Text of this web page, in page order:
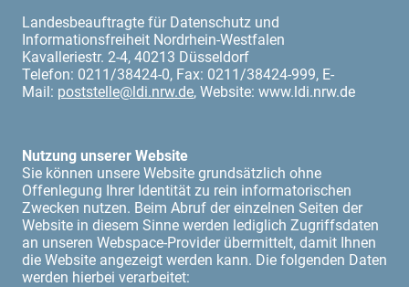
Landesbeauftragte für Datenschutz und
Informationsfreiheit Nordrhein-Westfalen
Kavalleriestr. 2-4, 40213 Düsseldorf
Telefon: 0211/38424-0, Fax: 0211/38424-999, E-
Mail: poststelle@ldi.nrw.de, Website: www.ldi.nrw.de
Nutzung unserer Website
Sie können unsere Website grundsätzlich ohne
Offenlegung Ihrer Identität zu rein informatorischen
Zwecken nutzen. Beim Abruf der einzelnen Seiten der
Website in diesem Sinne werden lediglich Zugriffsdaten
an unseren Webspace-Provider übermittelt, damit Ihnen
die Website angezeigt werden kann. Die folgenden Daten
werden hierbei verarbeitet: